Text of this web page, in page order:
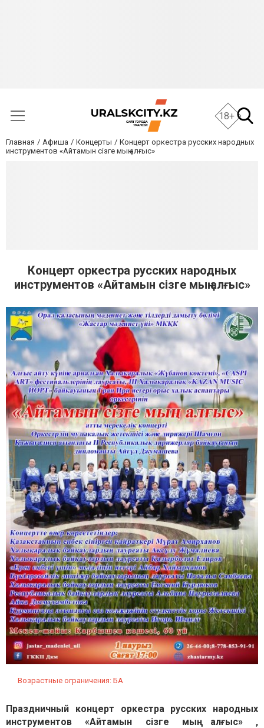
18+
Главная Афиша Концерты
Концерт оркестра русских народных
инструментов «Айтамын сізге мың алғыс»
Концерт оркестра русских народных
инструментов «Айтамын сізге мың алғыс»
Возрастные ограничения: БА
Праздничный концерт оркестра русских народных
инструментов «Айтамын сізге мың алғыс» ,